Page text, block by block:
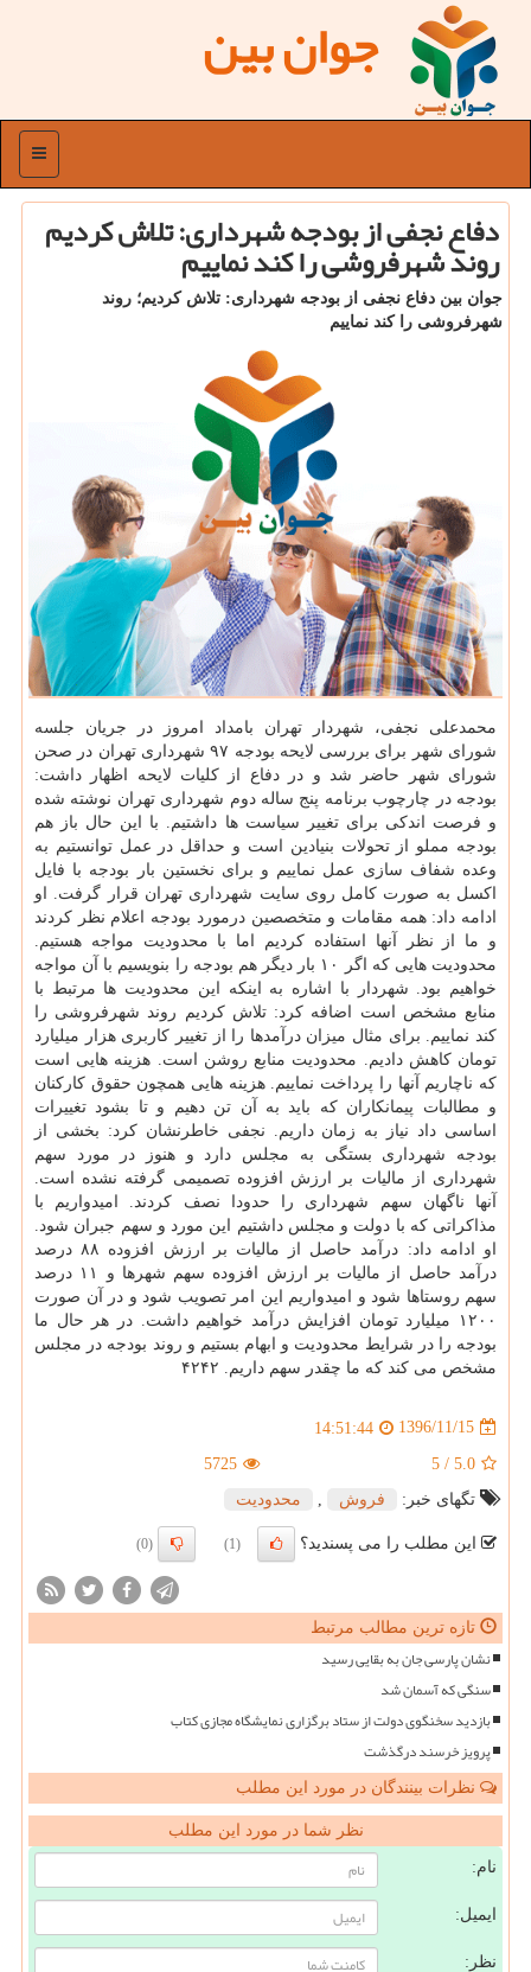
جوان بین
منو
دفاع نجفی از بودجه شهرداری: تلاش كردیم
روند شهرفروشی را كند نماییم
جوان بین دفاع نجفی از بودجه شهرداری: تلاش كردیم؛ روند
شهرفروشی را كند نماییم
محمدعلی نجفی، شهردار تهران بامداد امروز در جریان جلسه
شورای شهر برای بررسی لایحه بودجه ۹۷ شهرداری تهران در صحن
شورای شهر حاضر شد و در دفاع از كلیات لایحه اظهار داشت:
بودجه در چارچوب برنامه پنج ساله دوم شهرداری تهران نوشته شده
و فرصت اندكی برای تغییر سیاست ها داشتیم. با این حال باز هم
بودجه مملو از تحولات بنیادین است و حداقل در عمل توانستیم به
وعده شفاف سازی عمل نماییم و برای نخستین بار بودجه با فایل
اكسل به صورت كامل روی سایت شهرداری تهران قرار گرفت. او
ادامه داد: همه مقامات و متخصصین درمورد بودجه اعلام نظر كردند
و ما از نظر آنها استفاده كردیم اما با محدودیت مواجه هستیم.
محدودیت هایی كه اگر ۱۰ بار دیگر هم بودجه را بنویسیم با آن مواجه
خواهیم بود. شهردار با اشاره به اینكه این محدودیت ها مرتبط با
منابع مشخص است اضافه كرد: تلاش كردیم روند شهرفروشی را
كند نماییم. برای مثال میزان درآمدها را از تغییر كاربری هزار میلیارد
تومان كاهش دادیم. محدودیت منابع روشن است. هزینه هایی است
كه ناچاریم آنها را پرداخت نماییم. هزینه هایی همچون حقوق كاركنان
و مطالبات پیمانكاران كه باید به آن تن دهیم و تا بشود تغییرات
اساسی داد نیاز به زمان داریم. نجفی خاطرنشان كرد: بخشی از
بودجه شهرداری بستگی به مجلس دارد و هنوز در مورد سهم
شهرداری از مالیات بر ارزش افزوده تصمیمی گرفته نشده است.
آنها ناگهان سهم شهرداری را حدودا نصف كردند. امیدواریم با
مذاكراتی كه با دولت و مجلس داشتیم این مورد و سهم جبران شود.
او ادامه داد: درآمد حاصل از مالیات بر ارزش افزوده ۸۸ درصد
درآمد حاصل از مالیات بر ارزش افزوده سهم شهرها و ۱۱ درصد
سهم روستاها شود و امیدواریم این امر تصویب شود و در آن صورت
۱۲۰۰ میلیارد تومان افزایش درآمد خواهیم داشت. در هر حال ما
بودجه را در شرایط محدودیت و ابهام بستیم و روند بودجه در مجلس
مشخص می كند كه ما چقدر سهم داریم. ۴۲۴۲
1396/11/15
14:51:44
5.0
/
5
5725
تگهای خبر:
فروش محدودیت
این مطلب را می پسندید؟ (1)
(0)
تازه ترین مطالب مرتبط
نشان پارسی جان به بقایی رسید
سنگی که آسمان شد
بازدید سخنگوی دولت از ستاد برگزاری نمایشگاه مجازی کتاب
پرویز خرسند درگذشت
نظرات بینندگان در مورد این مطلب
نظر شما در مورد این مطلب
نام:
ایمیل:
نظر: